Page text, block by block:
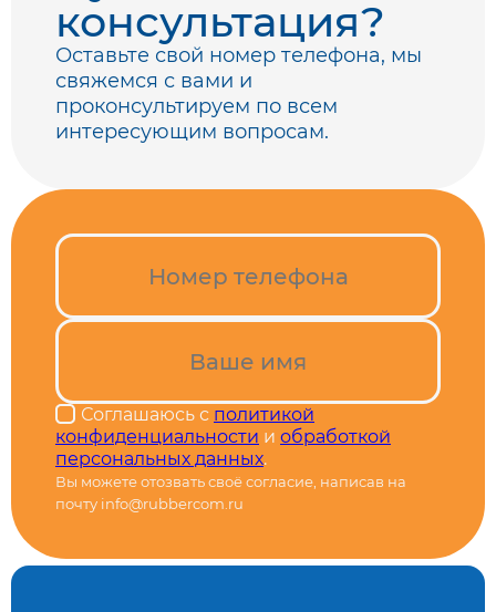
консультация?
Оставьте свой номер телефона, мы
свяжемся с вами и
проконсультируем по всем
интересующим вопросам.
Соглашаюсь с политикой
конфиденциальности и обработкой
персональных данных.
Вы можете отозвать своё согласие, написав на
почту info@rubbercom.ru